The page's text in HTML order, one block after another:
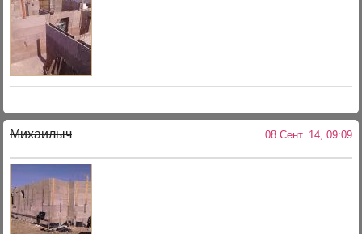
Михаилыч 08 Сент. 14, 09:09